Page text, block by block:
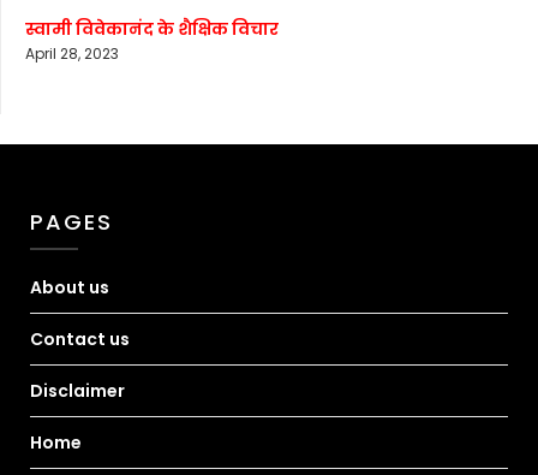
स्वामी विवेकानंद के शैक्षिक विचार
April 28, 2023
PAGES
About us
Contact us
Disclaimer
Home